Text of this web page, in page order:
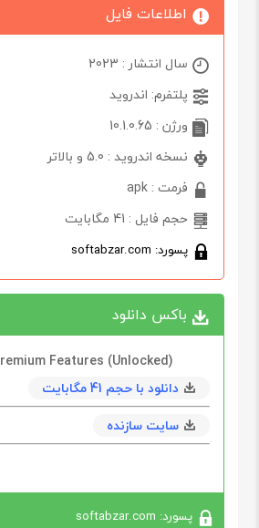
اطلاعات فایل
سال انتشار : 2023
پلتفرم: اندروید
ورژن : 10.1.0.65
نسخه اندروید : 5.0 و بالاتر
فرمت : apk
حجم فایل : 41 مگابایت
پسورد: softabzar.com
باکس دانلود
Features (Unlocked)
دانلود با حجم 41 مگابايت
سایت سازنده
پسورد: softabzar.com